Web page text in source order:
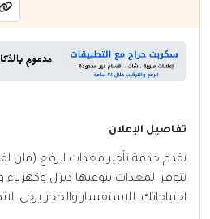
تفاصيل الإعلان
نقدم خدمة تأجير معدات الرفع
تتوفر المعدات بنوعيها ديزل
احتياجاتك. للاستفسار والحجز يرجى